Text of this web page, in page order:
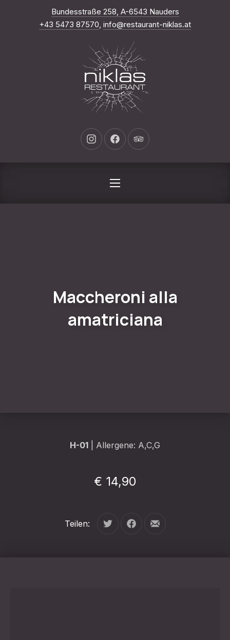
Bundesstraße 258, A-6543 NaudersNeues Fenster
+43 5473 87570, info@restaurant-niklas.at
Neues Fenster
Neues Fenster
Neues Fenster
NAVIGATION
Maccheroni alla
amatriciana
H-01 | Allergene: A,C,G
€ 14,90
Teilen: Tweet Auf Facebook teilen
Per E-Mail teilen